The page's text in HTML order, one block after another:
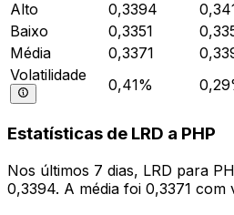
Alto
0,3394
Baixo
0,3351
Média
0,3371
Volatilidade
0,41%
Estatísticas de LRD a PHP
Nos últimos 7 dias, LRD para
0,3394. A média foi 0,3371 com